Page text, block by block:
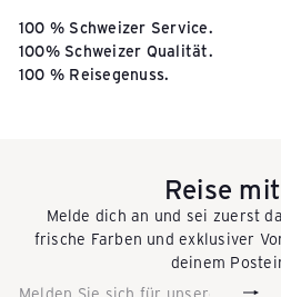
100 % Schweizer Service.
100% Schweizer Qualität.
100 % Reisegenuss.
Reise
Melde dich an und sei zuerst
frische Farben und exklusiver
deinem
Abonnieren
Melden